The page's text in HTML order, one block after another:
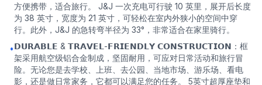
方便携带，适合旅行。 J&J 一次充电可行驶 10 英里，展开后长度
为 38 英寸，宽度为 21 英寸，可轻松在室内外狭小的空间中穿
行。此外，J&J 的急转弯半径为 33°，非常适合在家里骑行。
•𝗗𝗨𝗥𝗔𝗕𝗟𝗘 & 𝗧𝗥𝗔𝗩𝗘𝗟-𝗙𝗥𝗜𝗘𝗡𝗗𝗟𝗬 𝗖𝗢𝗡𝗦𝗧𝗥𝗨𝗖𝗧𝗜𝗢𝗡：框
架采用航空级铝合金制成，坚固耐用，可应对日常活动和旅行冒
险。无论您是去学校、上班、去公园、当地市场、游乐场、看电
影，还是做日常家务，它都可以满足您的任务。 5英寸超厚座垫和